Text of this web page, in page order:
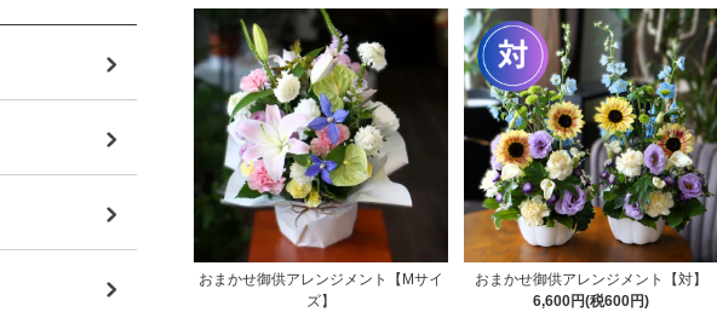
おまかせ御供アレンジメント【Mサイ
ズ】
おまかせ御供アレンジメント【対】
6,600円(税600円)